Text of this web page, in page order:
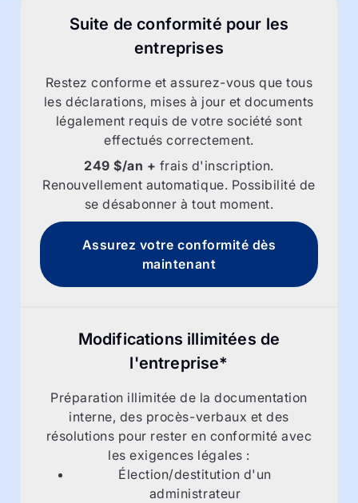
Suite de conformité pour les
entreprises
Restez conforme et assurez-vous que tous
les déclarations, mises à jour et documents
légalement requis de votre société sont
effectués correctement.
249 $/an + frais d'inscription.
Renouvellement automatique. Possibilité de
se désabonner à tout moment.
Assurez votre conformité dès
maintenant
Modifications illimitées de
l'entreprise*
Préparation illimitée de la documentation
interne, des procès-verbaux et des
résolutions pour rester en conformité avec
les exigences légales :
Élection/destitution d'un
administrateur